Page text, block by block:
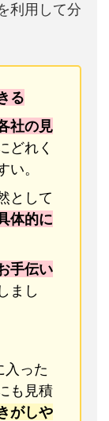
利用して分
る
社の見
どれく
い。
として
体的に
手伝い
まし
入った
も見積
がしや